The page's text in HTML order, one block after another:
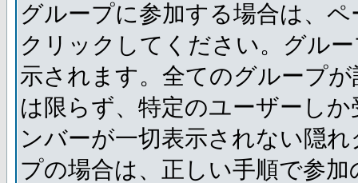
グループに参加する場合は、
クリックしてください。グル
示されます。全てのグループ
は限らず、特定のユーザーし
ンバーが一切表示されない隠
プの場合は、正しい手順で参